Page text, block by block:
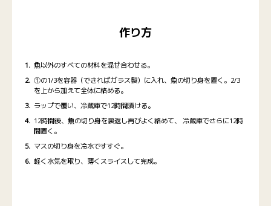
作り方
魚以外のすべての材料を混ぜ合わせる。
①の1/3を容器（できればガラス製）に入れ、魚の切り身を置く。2/3
を上から加えて全体に絡める。
ラップで覆い、冷蔵庫で12時間漬ける。
12時間後、魚の切り身を裏返し再びよく絡めて、 冷蔵庫でさらに12時
間置く。
マスの切り身を冷水ですすぐ。
軽く水気を取り、薄くスライスして完成。